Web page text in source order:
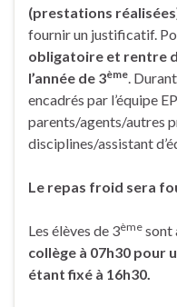
(prestations
fournir un justificatif.
obligatoire et rentre
l’année de 3ème .
encadrés par l’équipe
parents/agents/autres
disciplines/assistant
Le repas froid sera
Les élèves de 3ème sont
collège à 07h30 pour
étant fixé à 16h30.